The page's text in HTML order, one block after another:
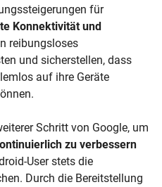
für
Konnektivität und
reibungsloses
und sicherstellen, dass
auf ihre Geräte
Schritt von Google, um
zu verbessern
User stets die
Durch die Bereitstellung